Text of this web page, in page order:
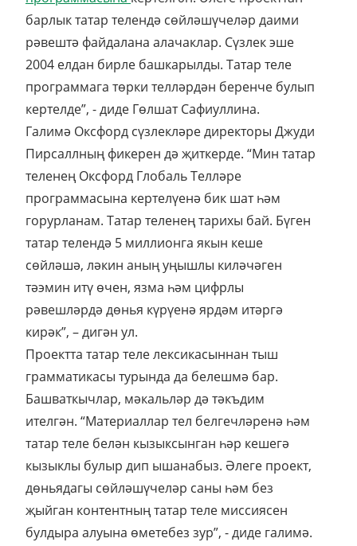
барлык татар телендә сөйләшүчеләр даими
рәвештә файдалана алачаклар. Сүзлек эше
2004 елдан бирле башкарылды. Татар теле
программага төрки телләрдән беренче булып
кертелде”, - диде Гөлшат Сафиуллина.
Галимә Оксфорд сүзлекләре директоры Джуди
Пирсаллның фикерен дә җиткерде. “Мин татар
теленең Оксфорд Глобаль Телләре
программасына кертелүенә бик шат һәм
горурланам. Татар теленең тарихы бай. Бүген
татар телендә 5 миллионга якын кеше
сөйләшә, ләкин аның уңышлы киләчәген
тәэмин итү өчен, язма һәм цифрлы
рәвешләрдә дөнья күрүенә ярдәм итәргә
кирәк”, – дигән ул.
Проектта татар теле лексикасыннан тыш
грамматикасы турында да белешмә бар.
Башваткычлар, мәкальләр дә тәкъдим
ителгән. “Материаллар тел белгечләренә һәм
татар теле белән кызыксынган һәр кешегә
кызыклы булыр дип ышанабыз. Әлеге проект,
дөньядагы сөйләшүчеләр саны һәм без
җыйган контентның татар теле миссиясен
булдыра алуына өметебез зур”, - диде галимә.